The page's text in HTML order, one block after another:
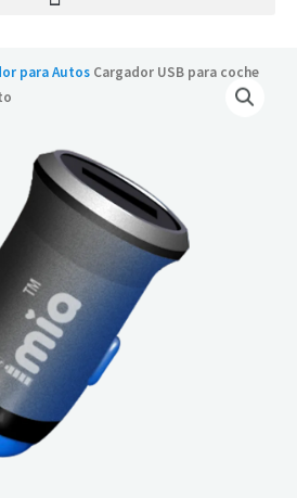
para Autos Cargador USB para coche